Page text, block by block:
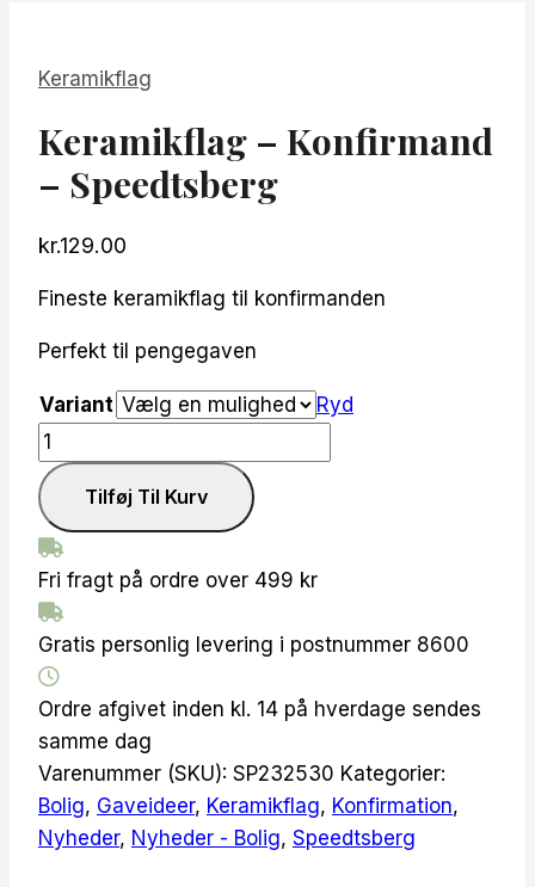
Keramikflag
Keramikflag – Konfirmand
– Speedtsberg
kr.129.00
Fineste keramikflag til konfirmanden
Perfekt til pengegaven
Variant
Ryd
Keramikflag
-
Konfirmand
-
Speedtsberg
antal
Tilføj Til Kurv
Fri fragt på ordre over 499 kr
Gratis personlig levering i postnummer 8600
Ordre afgivet inden kl. 14 på hverdage sendes
samme dag
Varenummer (SKU): SP232530 Kategorier:
Bolig, Gaveideer, Keramikflag, Konfirmation,
Nyheder, Nyheder - Bolig, Speedtsberg